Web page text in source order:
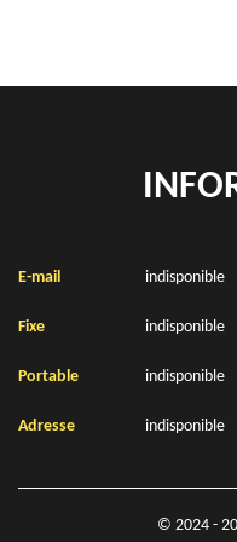
E-mail indisponible
Fixe indisponible
Portable indisponible
Adresse indisponible
© 2024 -